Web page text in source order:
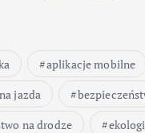
aplikacje mobilne
jazda
na drodze